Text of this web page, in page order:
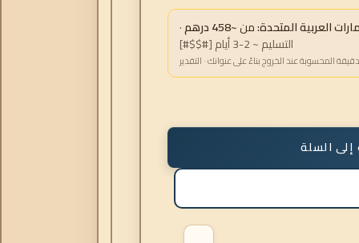
العربية المتحدة:من~458 درهم
·
التسليم ~ 2-3 أيام [#$$#]
المحسوبة عند الخروج بناءً على عنوانك · التقدير
السلة